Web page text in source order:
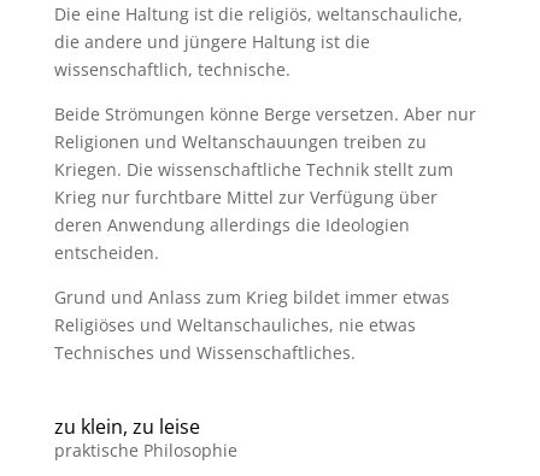
Die eine Haltung ist die religiös, weltanschauliche,
die andere und jüngere Haltung ist die
wissenschaftlich, technische.
Beide Strömungen könne Berge versetzen. Aber nur
Religionen und Weltanschauungen treiben zu
Kriegen. Die wissenschaftliche Technik stellt zum
Krieg nur furchtbare Mittel zur Verfügung über
deren Anwendung allerdings die Ideologien
entscheiden.
Grund und Anlass zum Krieg bildet immer etwas
Religiöses und Weltanschauliches, nie etwas
Technisches und Wissenschaftliches.
zu klein, zu leise
praktische Philosophie